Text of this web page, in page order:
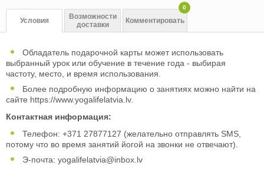
Условия
Возможности
доставки
Комментировать
0
Обладатель подарочной карты может использовать
выбранный урок или обучение в течение года - выбирая
частоту, место, и время использования.
Более подробную информацию о занятиях можно найти на
сайте https://www.yogalifelatvia.lv.
Контактная информация:
Телефон: +371 27877127 (желательно отправлять SMS,
потому что во время занятий йогой на звонки не отвечают).
Э-почта: yogalifelatvia@inbox.lv